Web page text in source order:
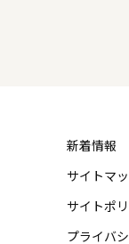
新着情報
サイトマ
サイトポ
プライバ